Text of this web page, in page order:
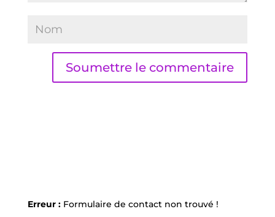
Soumettre le commentaire
Erreur :Formulaire de contact non trouvé !